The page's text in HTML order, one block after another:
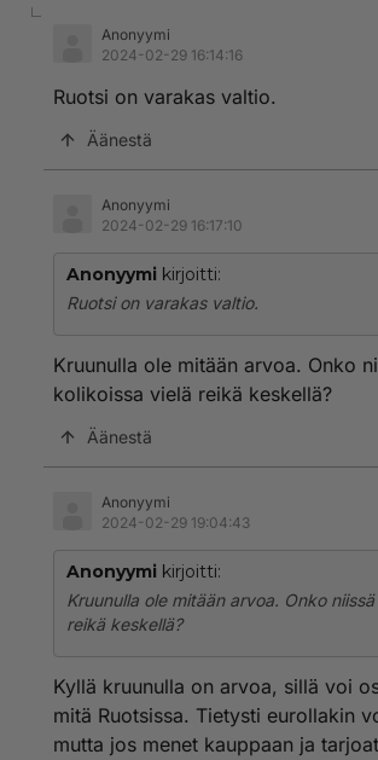
Anonyymi
2024-02-29 16:14:16
Ruotsi on varakas valtio.
Äänestä
Anonyymi
2024-02-29 16:17:10
Anonyymi kirjoitti:
Ruotsi on varakas valtio.
Kruunulla ole mitään arvoa. Onko
kolikoissa vielä reikä keskellä?
Äänestä
Anonyymi
2024-02-29 19:04:43
Anonyymi kirjoitti:
Kruunulla ole mitään arvoa. Onko
reikä keskellä?
Kyllä kruunulla on arvoa, sillä voi
mitä Ruotsissa. Tietysti eurollakin
mutta jos menet kauppaan ja